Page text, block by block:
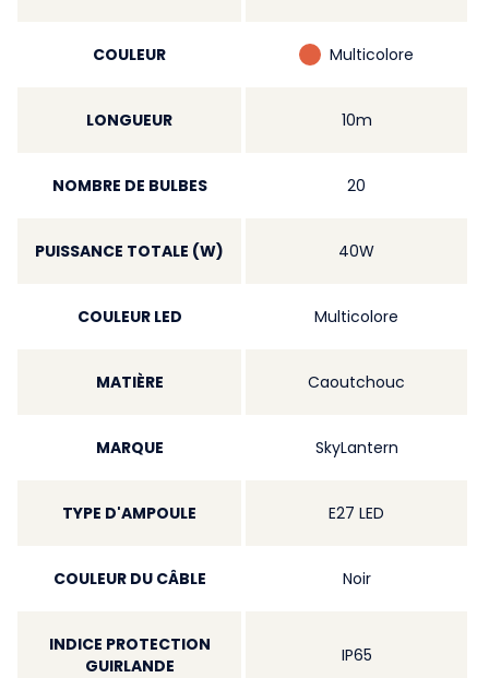
COULEUR Multicolore
LONGUEUR 10m
NOMBRE DE BULBES 20
PUISSANCE TOTALE (W) 40W
COULEUR LED Multicolore
MATIÈRE Caoutchouc
MARQUE SkyLantern
TYPE D'AMPOULE E27 LED
COULEUR DU CÂBLE Noir
INDICE PROTECTION
GUIRLANDE
IP65